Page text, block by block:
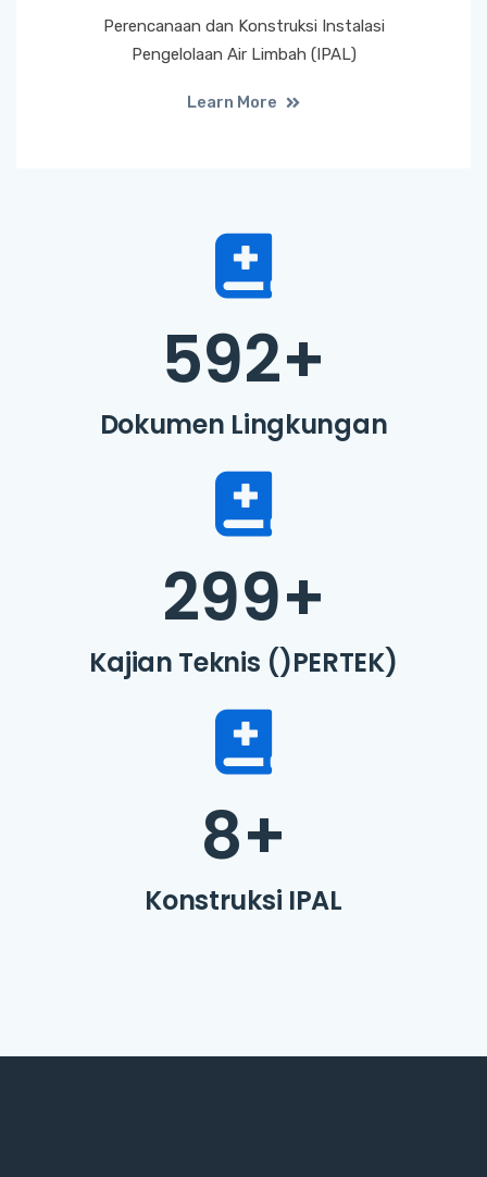
Perencanaan dan Konstruksi Instalasi
Pengelolaan Air Limbah (IPAL)
Learn More
592+
Dokumen Lingkungan
299+
Kajian Teknis ()PERTEK)
8+
Konstruksi IPAL